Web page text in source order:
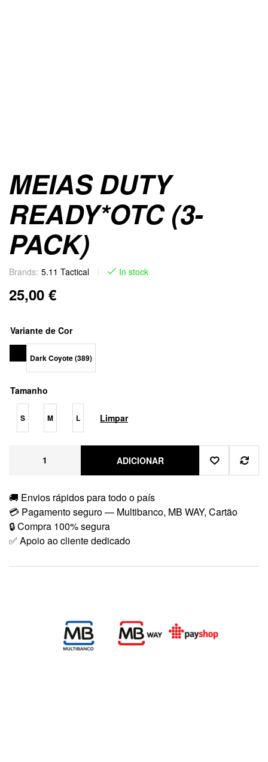
MEIAS DUTY
READY*OTC (3-
PACK)
Brands: 5.11 Tactical In stock
25,00 €
Variante de Cor
Dark Coyote (389)
Tamanho
S M L Limpar
ADICIONAR
🚚 Envios rápidos para todo o país
💳 Pagamento seguro — Multibanco, MB WAY, Cartão
🔒 Compra 100% segura
✅ Apoio ao cliente dedicado